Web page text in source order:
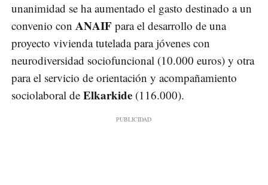
unanimidad se ha aumentado el gasto destinado a un
convenio con ANAIF para el desarrollo de una
proyecto vivienda tutelada para jóvenes con
neurodiversidad sociofuncional (10.000 euros) y otra
para el servicio de orientación y acompañamiento
sociolaboral de Elkarkide (116.000).